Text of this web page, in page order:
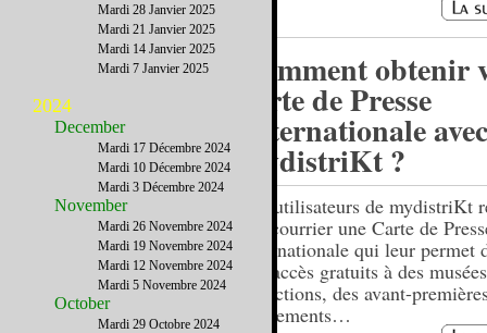
Comment obtenir
carte de Presse
Internationale avec
mydistriKt ?
Les utilisateurs de mydistriKt
par courrier une Carte de
Internationale qui leur permet
des accès gratuits à des
attractions, des avant-
événements…
Mardi 28 Janvier 2025
Mardi 21 Janvier 2025
Mardi 14 Janvier 2025
Mardi 7 Janvier 2025
2024
December
Mardi 17 Décembre 2024
Mardi 10 Décembre 2024
Mardi 3 Décembre 2024
November
Mardi 26 Novembre 2024
Mardi 19 Novembre 2024
Mardi 12 Novembre 2024
Mardi 5 Novembre 2024
October
Mardi 29 Octobre 2024